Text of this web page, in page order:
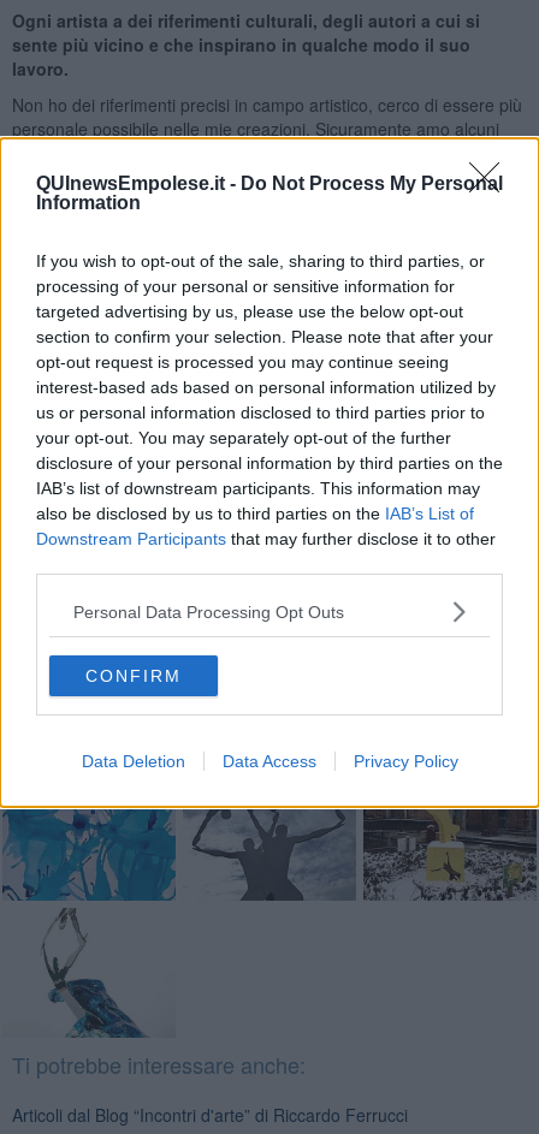
QUInewsEmpolese.it - Do Not Process My Personal
Information
If you wish to opt-out of the sale, sharing to third parties, or
processing of your personal or sensitive information for
targeted advertising by us, please use the below opt-out
section to confirm your selection. Please note that after your
opt-out request is processed you may continue seeing
interest-based ads based on personal information utilized by
us or personal information disclosed to third parties prior to
your opt-out. You may separately opt-out of the further
disclosure of your personal information by third parties on the
IAB’s list of downstream participants. This information may
also be disclosed by us to third parties on the IAB’s List of
Downstream Participants that may further disclose it to other
Personal Data Processing Opt Outs
CONFIRM
Data Deletion Data Access Privacy Policy
Ogni artista a dei riferimenti culturali, degli autori a cui si
sente più vicino e che inspirano in qualche modo il suo
lavoro.
Non ho dei riferimenti precisi in campo artistico, cerco di essere più
personale possibile nelle mie creazioni. Sicuramente amo alcuni
opera non guardo nessuno, cerco di trovare una mia strada.
Adesso sto recitando, come protagonista, in un film e questa
Cosa influenza la tua arte ?
Niente influenza la mia espressività artistica a parte i miei umori. La
mia è un’arte vissuta a tutto tondo, sento di appartenere alla
poetica di riferimento, ma non solo. La costante della mia ricerca,
spazia dal figurativo all’astrazione con molti simboli costantemente
presenti.
Riccardo Ferrucci
Se vuoi leggere le notizie principali della Toscana iscriviti alla
Newsletter QUInews - ToscanaMedia.Arriva gratis tutti i giorni
alle 20:00 direttamente nella tua casella di posta.
Basta cliccareQUI
Ti potrebbe interessare anche:
Articoli dal Blog “Incontri d'arte” di Riccardo Ferrucci